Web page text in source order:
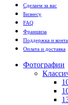
Сделаем за вас
Бизнесу
FAQ
Франшиза
Поддержка и
Оплата и доставка
Фотографии